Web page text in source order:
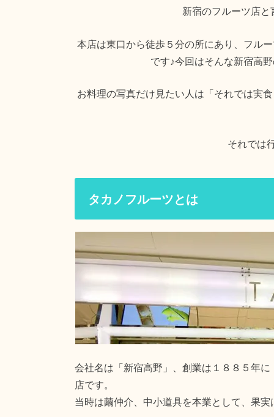
新宿のフルーツ店
本店は東口から徒歩５分の所にあり、フル
です♪今回はそんな新宿高
お料理の写真だけ見たい人は「それでは実
それでは
タカノフルーツとは
会社名は「新宿高野」、創業は１８８５年
店です。
当時は繭仲介、中小道具を本業として、果実